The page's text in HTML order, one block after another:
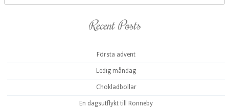
Recent Posts
Första advent
Ledig måndag
Chokladbollar
En dagsutflykt till Ronneby